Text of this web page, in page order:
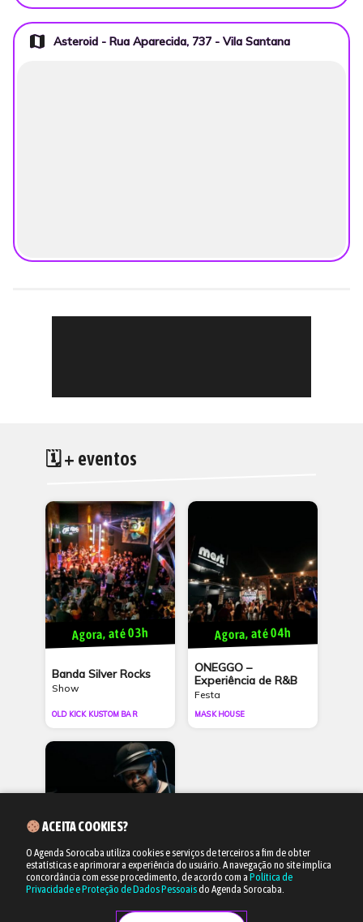
map Asteroid - Rua Aparecida, 737 - Vila Santana
🗓 + eventos
Agora, até 03h
Banda Silver Rocks
Show
OLD KICK KUSTOM BAR
Agora, até 04h
ONEGGO –
Experiência de R&B
Festa
MASK HOUSE
Agora, até 03h
ACEITA COOKIES?
O Agenda Sorocaba utiliza cookies e serviços de terceiros a fim de obter
estatísticas e aprimorar a experiência do usuário. A navegação no site implica
concordância com esse procedimento, de acordo com a Política de
Privacidade e Proteção de Dados Pessoaisdo Agenda Sorocaba.